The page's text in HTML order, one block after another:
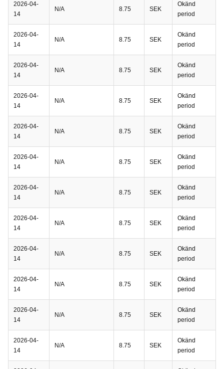
2026-04-
14
N/A 8.75 SEK
Okänd
period
2026-04-
14
N/A 8.75 SEK
Okänd
period
2026-04-
14
N/A 8.75 SEK
Okänd
period
2026-04-
14
N/A 8.75 SEK
Okänd
period
2026-04-
14
N/A 8.75 SEK
Okänd
period
2026-04-
14
N/A 8.75 SEK
Okänd
period
2026-04-
14
N/A 8.75 SEK
Okänd
period
2026-04-
14
N/A 8.75 SEK
Okänd
period
2026-04-
14
N/A 8.75 SEK
Okänd
period
2026-04-
14
N/A 8.75 SEK
Okänd
period
2026-04-
14
N/A 8.75 SEK
Okänd
period
2026-04-
14
N/A 8.75 SEK
Okänd
period